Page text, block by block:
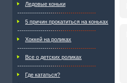
Ледовые коньки
5 причин прокатиться на коньках
Хоккей на роликах
Все о детских роликах
Где кататься?